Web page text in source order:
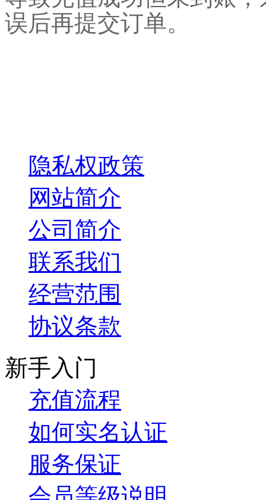
误后再提交订单。
隐私权政策
网站简介
公司简介
联系我们
经营范围
协议条款
新手入门
充值流程
如何实名认证
服务保证